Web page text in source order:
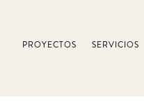
PROYECTOS SERVICIOS